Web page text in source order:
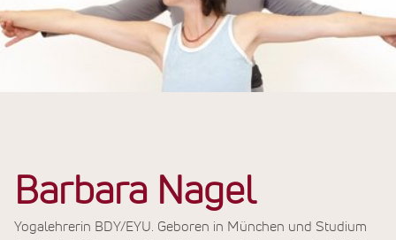
Barbara Nagel
Yogalehrerin BDY/EYU. Geboren in München und Studium